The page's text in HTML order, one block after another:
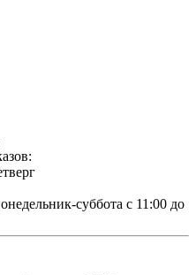
суббота с 11:00 до